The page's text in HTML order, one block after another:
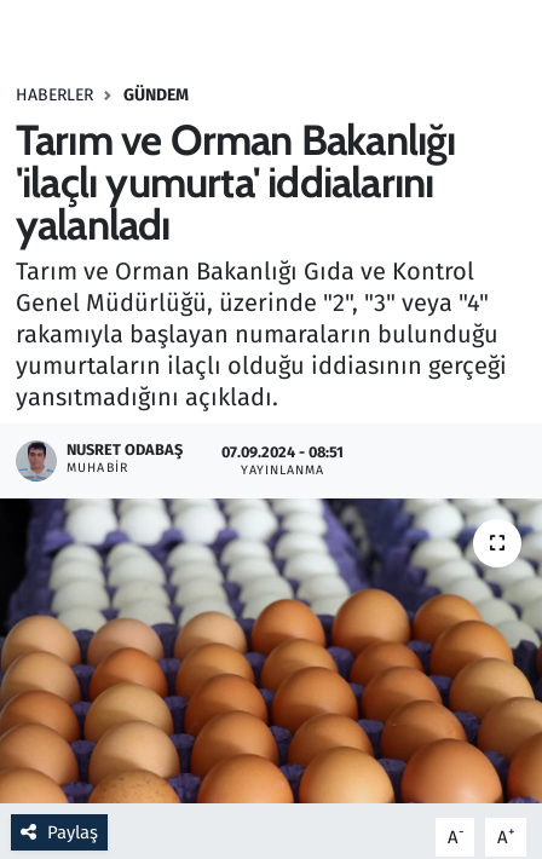
HABERLER GÜNDEM
Tarım ve Orman Bakanlığı
'ilaçlı yumurta' iddialarını
yalanladı
Tarım ve Orman Bakanlığı Gıda ve Kontrol
Genel Müdürlüğü, üzerinde "2", "3" veya "4"
rakamıyla başlayan numaraların bulunduğu
yumurtaların ilaçlı olduğu iddiasının gerçeği
yansıtmadığını açıkladı.
NUSRET ODABAŞ
MUHABIR
07.09.2024 - 08:51
YAYINLANMA
Paylaş A- A+
Haber
Kültür Sanat
Kurumsal Haberler
Lezzet Durağı
Memur ve Kamu
Otomobil
Oyun
Ramazan
Resmi İlanlar
Rüya Tabirleri
Sağlık
Savunma Sanayi
Seçim 2023